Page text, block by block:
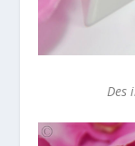
Des